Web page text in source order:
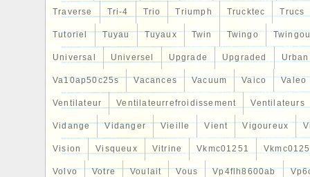
Traverse Tri-4 Trio Triumph Trucktec Trucs
Tutoriel Tuyau Tuyaux Twin Twingo
Universal Universel Upgrade Upgraded Urban
Va10ap50c25s Vacances Vacuum Vaico Valeo
Ventilateur Ventilateurrefroidissement Ventilateurs
Vidange Vidanger Vieille Vient Vigoureux
Vision Visqueux Vitrine Vkmc01251
Volvo Votre Voulait Vous Vp4flh8600ab